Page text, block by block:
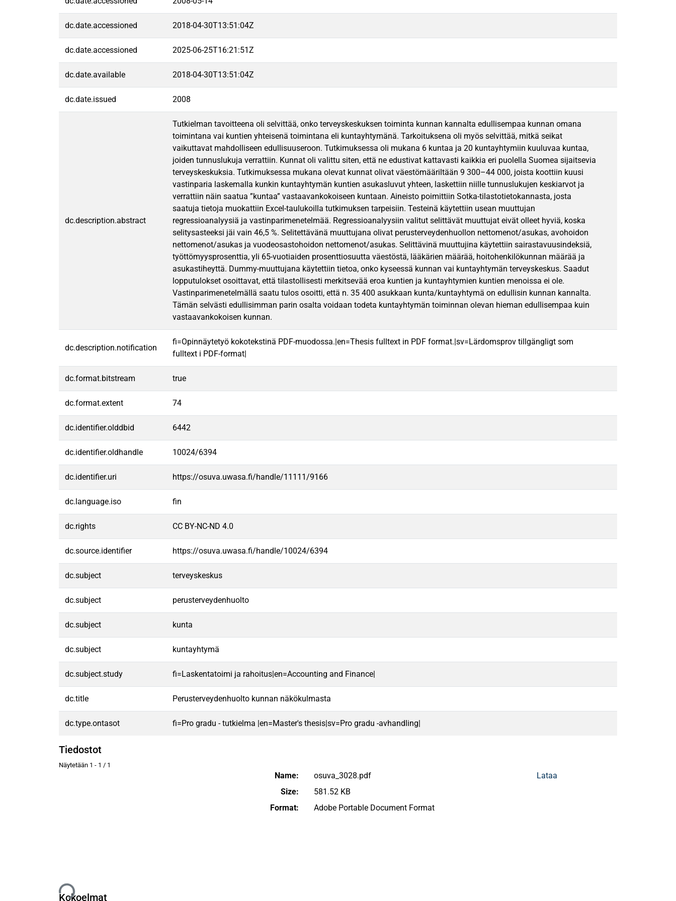
dc.date.accessioned 2018-04-30T13:51:04Z
dc.date.accessioned 2025-06-25T16:21:51Z
dc.date.available 2018-04-30T13:51:04Z
dc.date.issued 2008
dc.description.abstract
Tutkielman tavoitteena oli selvittää, onko terveyskeskuksen toiminta kunnan kannalta edullisempaa kunnan omana
toimintana vai kuntien yhteisenä toimintana eli kuntayhtymänä. Tarkoituksena oli myös selvittää, mitkä seikat
vaikuttavat mahdolliseen edullisuuseroon. Tutkimuksessa oli mukana 6 kuntaa ja 20 kuntayhtymiin kuuluvaa kuntaa,
joiden tunnuslukuja verrattiin. Kunnat oli valittu siten, että ne edustivat kattavasti kaikkia eri puolella Suomea sijaitsevia
terveyskeskuksia. Tutkimuksessa mukana olevat kunnat olivat väestömääriltään 9 300–44 000, joista koottiin kuusi
vastinparia laskemalla kunkin kuntayhtymän kuntien asukasluvut yhteen, laskettiin niille tunnuslukujen keskiarvot ja
verrattiin näin saatua ”kuntaa” vastaavankokoiseen kuntaan. Aineisto poimittiin Sotka-tilastotietokannasta, josta
saatuja tietoja muokattiin Excel-taulukoilla tutkimuksen tarpeisiin. Testeinä käytettiin usean muuttujan
regressioanalyysiä ja vastinparimenetelmää. Regressioanalyysiin valitut selittävät muuttujat eivät olleet hyviä, koska
selitysasteeksi jäi vain 46,5 %. Selitettävänä muuttujana olivat perusterveydenhuollon nettomenot/asukas, avohoidon
nettomenot/asukas ja vuodeosastohoidon nettomenot/asukas. Selittävinä muuttujina käytettiin sairastavuusindeksiä,
työttömyysprosenttia, yli 65-vuotiaiden prosenttiosuutta väestöstä, lääkärien määrää, hoitohenkilökunnan määrää ja
asukastiheyttä. Dummy-muuttujana käytettiin tietoa, onko kyseessä kunnan vai kuntayhtymän terveyskeskus. Saadut
lopputulokset osoittavat, että tilastollisesti merkitsevää eroa kuntien ja kuntayhtymien kuntien menoissa ei ole.
Vastinparimenetelmällä saatu tulos osoitti, että n. 35 400 asukkaan kunta/kuntayhtymä on edullisin kunnan kannalta.
Tämän selvästi edullisimman parin osalta voidaan todeta kuntayhtymän toiminnan olevan hieman edullisempaa kuin
vastaavankokoisen kunnan.
dc.description.notification
fi=Opinnäytetyö kokotekstinä PDF-muodossa.|en=Thesis fulltext in PDF format.|sv=Lärdomsprov tillgängligt som
fulltext i PDF-format|
dc.format.bitstream true
dc.format.extent 74
dc.identifier.olddbid 6442
dc.identifier.oldhandle 10024/6394
dc.identifier.uri https://osuva.uwasa.fi/handle/11111/9166
dc.language.iso fin
dc.rights CC BY-NC-ND 4.0
dc.source.identifier https://osuva.uwasa.fi/handle/10024/6394
dc.subject terveyskeskus
dc.subject perusterveydenhuolto
dc.subject kunta
dc.subject kuntayhtymä
dc.subject.study fi=Laskentatoimi ja rahoitus|en=Accounting and Finance|
dc.title Perusterveydenhuolto kunnan näkökulmasta
dc.type.ontasot fi=Pro gradu - tutkielma |en=Master's thesis|sv=Pro gradu -avhandling|
Tiedostot
Näytetään 1 - 1 / 1
Ladataan...
Name:
osuva_3028.pdf
Size:
581.52 KB
Format:
Adobe Portable Document Format
Lataa
Kokoelmat